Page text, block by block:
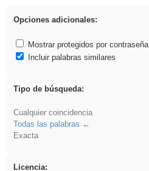
Opciones adicionales:
Mostrar protegidos por contraseña
Incluir palabras similares
Tipo de búsqueda:
Cualquier coincidencia
Todas las palabras
Exacta
Licencia: